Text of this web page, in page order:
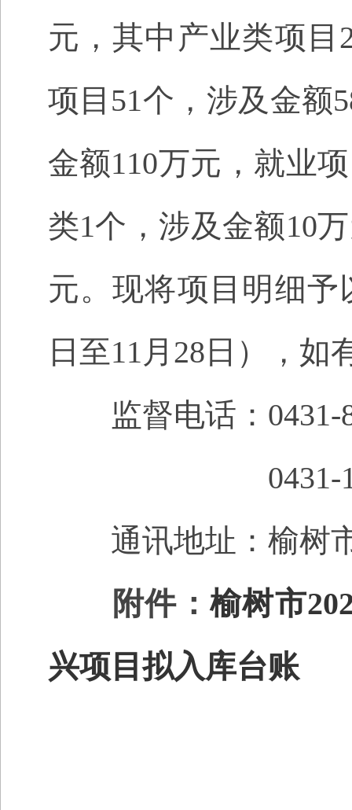
元，其中产业类项目
项目51个，涉及金额
金额110万元，就业
类1个，涉及金额10
元。现将项目明细予
日至11月 28 日），如
监督电话： 0431-
0431-
通讯地址 ：榆树
附件：榆树市
兴项目拟入库台账